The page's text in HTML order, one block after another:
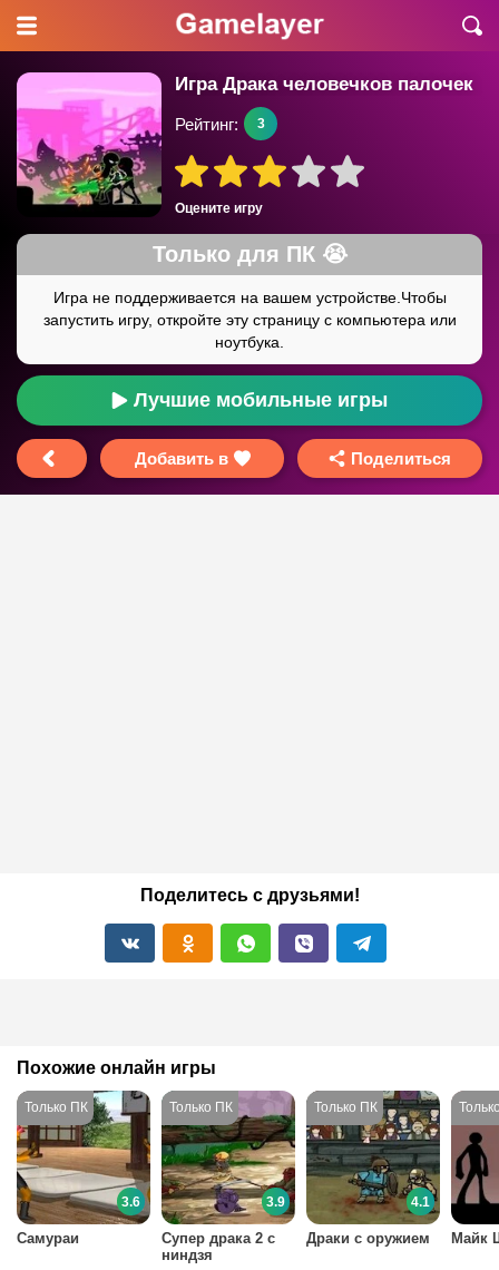
Игра Драка человечков палочек
Оцените игру
Рейтинг: 3
Лучшие мобильные игры
Добавить в Поделиться
Поделитесь с друзьями!
Похожие онлайн игры
Самураи
3.6
Супер драка 2 с
ниндзя
3.9
Драки с оружием
4.1
Майк